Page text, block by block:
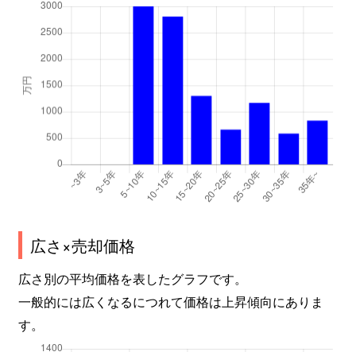
広さ×売却価格
広さ別の平均価格を表したグラフです。
一般的には広くなるにつれて価格は上昇傾向にありま
す。